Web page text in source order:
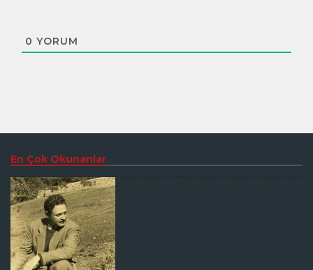
0 YORUM
En Çok Okunanlar